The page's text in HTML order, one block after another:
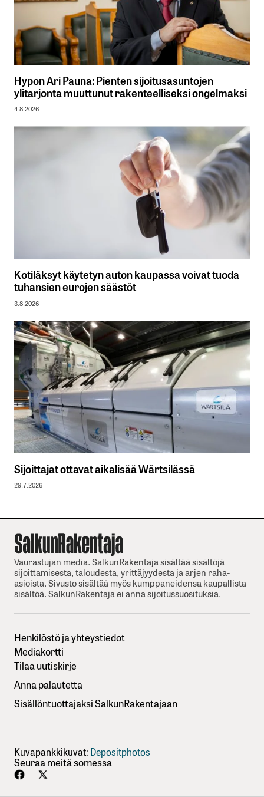
Hypon Ari Pauna: Pienten sijoitusasuntojen
ylitarjonta muuttunut rakenteelliseksi ongelmaksi
4.8.2026
Kotiläksyt käytetyn auton kaupassa voivat tuoda
tuhansien eurojen säästöt
3.8.2026
Sijoittajat ottavat aikalisää Wärtsilässä
29.7.2026
Vaurastujan media. SalkunRakentaja sisältää sisältöjä
sijoittamisesta, taloudesta, yrittäjyydesta ja arjen raha-
asioista. Sivusto sisältää myös kumppaneidensa kaupallista
sisältöä. SalkunRakentaja ei anna sijoitussuosituksia.
Henkilöstö ja yhteystiedot
Mediakortti
Tilaa uutiskirje
Anna palautetta
Sisällöntuottajaksi SalkunRakentajaan
Kuvapankkikuvat: Depositphotos
Seuraa meitä somessa